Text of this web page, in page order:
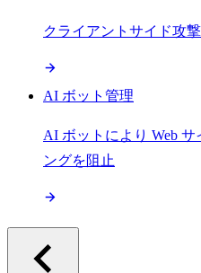
クライアントサイド攻
AI ボット管理
AI ボットにより Web
ングを阻止